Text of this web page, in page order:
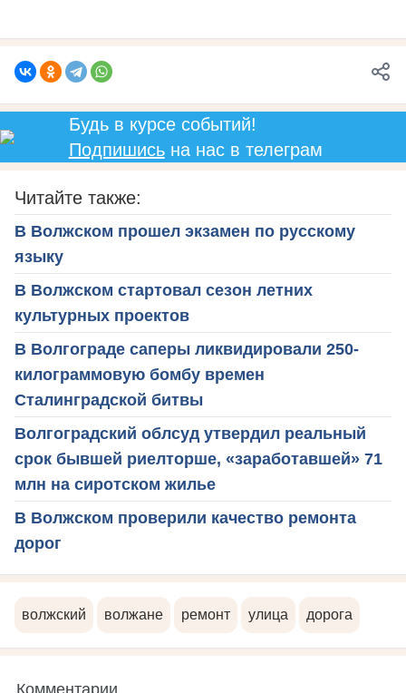
Будь в курсе событий!
Подпишисьна нас в телеграм
Читайте также:
В Волжском прошел экзамен по русскому
языку
В Волжском стартовал сезон летних
культурных проектов
В Волгограде саперы ликвидировали 250-
килограммовую бомбу времен
Сталинградской битвы
Волгоградский облсуд утвердил реальный
срок бывшей риелторше, «заработавшей» 71
млн на сиротском жилье
В Волжском проверили качество ремонта
дорог
волжский волжане ремонт улица дорога
Комментарии